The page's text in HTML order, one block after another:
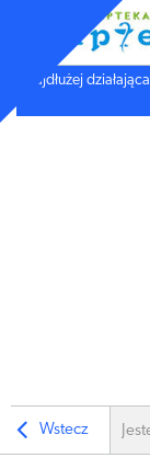
Najdłużej
Wstecz